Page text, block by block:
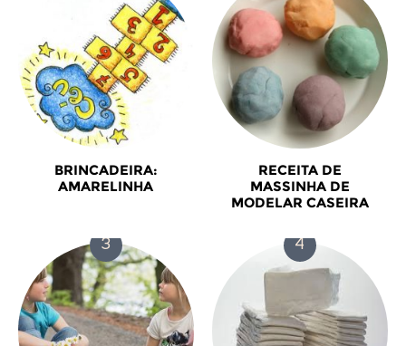
BRINCADEIRA:
AMARELINHA
RECEITA DE
MASSINHA DE
MODELAR CASEIRA